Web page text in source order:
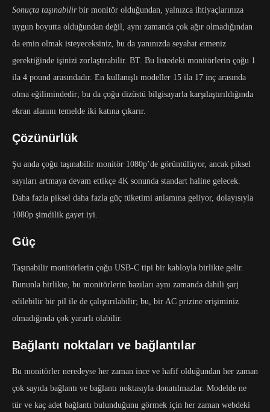
Sonuçta taşınabilirbir monitör olduğundan, yalnızca ihtiyaçlarınıza
uygun boyutta olduğundan değil, aynı zamanda çok ağır olmadığından
da emin olmak isteyeceksiniz, bu da yanınızda seyahat etmeniz
gerektiğinde işinizi zorlaştırabilir. BT. Bu listedeki monitörlerin çoğu 1
ila 4 pound arasındadır. En kullanışlı modeller 15 ila 17 inç arasında
olma eğilimindedir; bu da çoğu dizüstü bilgisayarla karşılaştırıldığında
ekran alanını temelde iki katına çıkarır.
Çözünürlük
Şu anda çoğu taşınabilir monitör 1080p’de görüntülüyor, ancak piksel
sayıları artmaya devam ettikçe 4K sonunda standart haline gelecek.
Daha fazla piksel daha fazla güç tüketimi anlamına geliyor, dolayısıyla
1080p şimdilik gayet iyi.
Güç
Taşınabilir monitörlerin çoğu USB-C tipi bir kabloyla birlikte gelir.
Bununla birlikte, bu monitörlerin bazıları aynı zamanda dahili şarj
edilebilir bir pil ile de çalıştırılabilir; bu, bir AC prizine erişiminiz
olmadığında çok yararlı olabilir.
Bağlantı noktaları ve bağlantılar
Bu monitörler neredeyse her zaman ince ve hafif olduğundan her zaman
çok sayıda bağlantı ve bağlantı noktasıyla donatılmazlar. Modelde ne
tür ve kaç adet bağlantı bulunduğunu görmek için her zaman webdeki